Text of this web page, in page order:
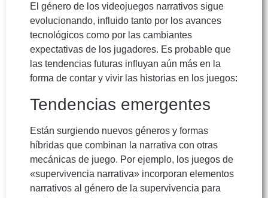
El género de los videojuegos narrativos sigue
evolucionando, influido tanto por los avances
tecnológicos como por las cambiantes
expectativas de los jugadores. Es probable que
las tendencias futuras influyan aún más en la
forma de contar y vivir las historias en los juegos:
Tendencias emergentes
Están surgiendo nuevos géneros y formas
híbridas que combinan la narrativa con otras
mecánicas de juego. Por ejemplo, los juegos de
«supervivencia narrativa» incorporan elementos
narrativos al género de la supervivencia para